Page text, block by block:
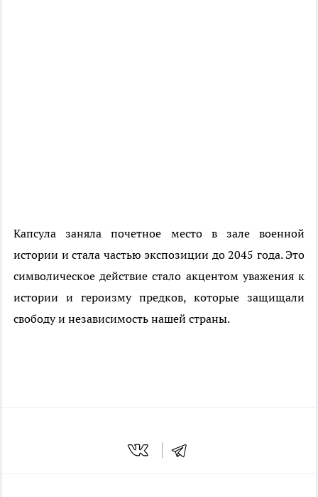
Капсула заняла почетное место в зале военной
истории и стала частью экспозиции до 2045 года. Это
символическое действие стало акцентом уважения к
истории и героизму предков, которые защищали
свободу и независимость нашей страны.